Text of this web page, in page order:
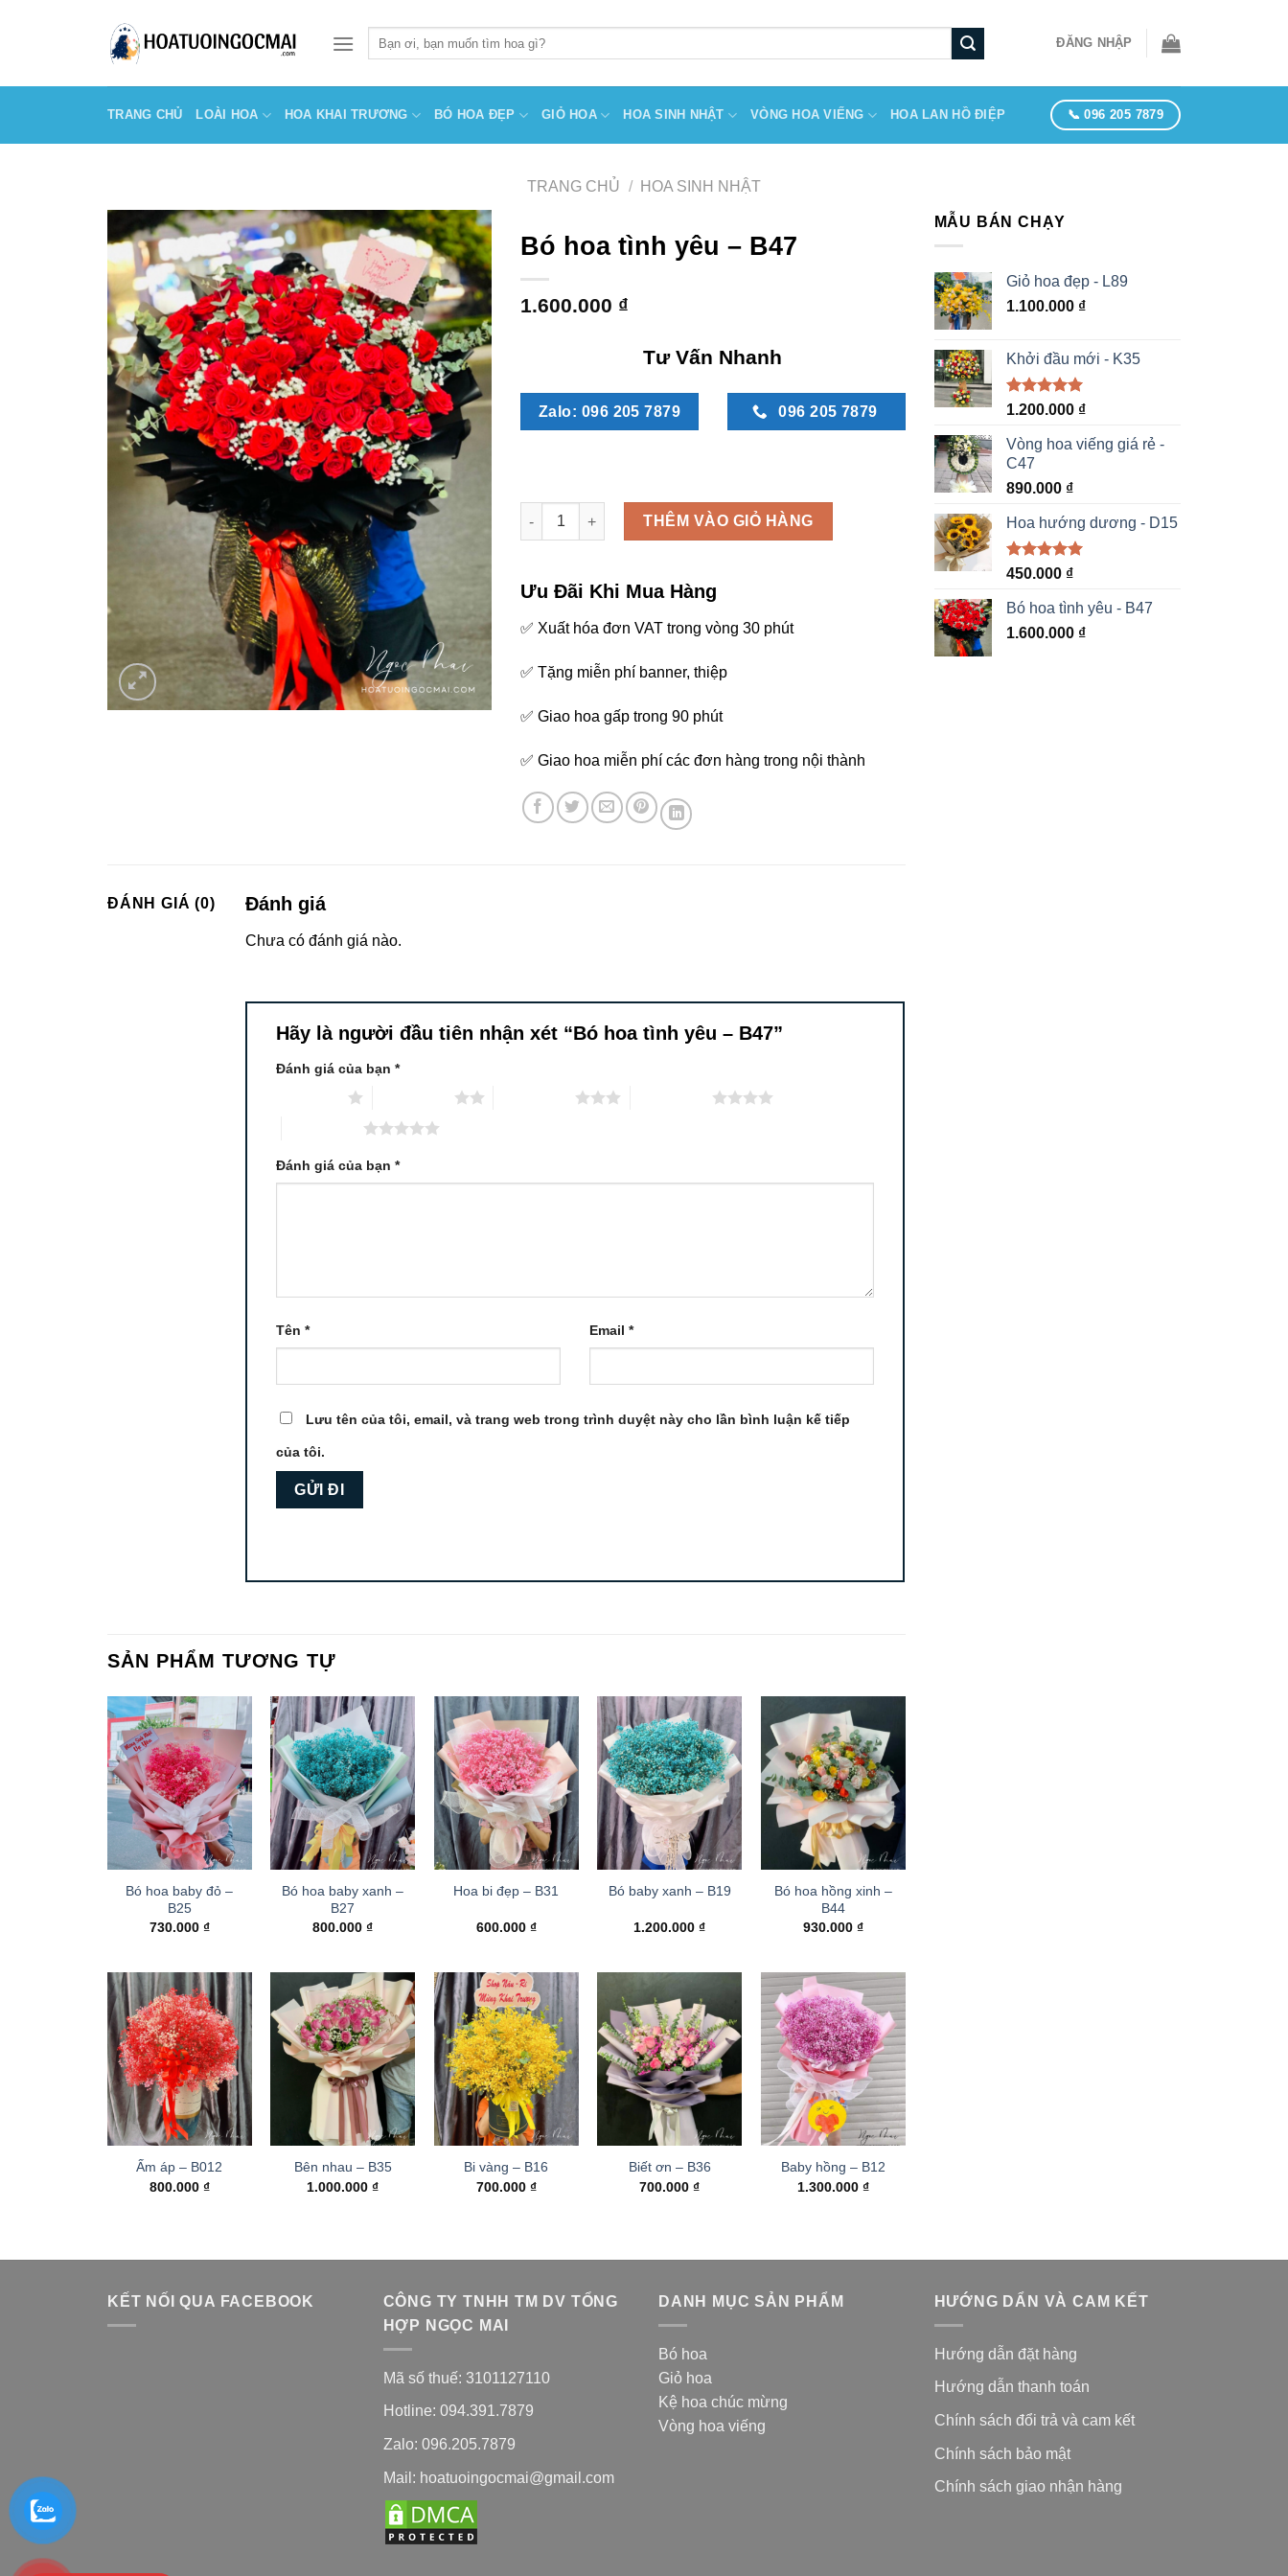
kiếm:
ĐĂNG NHẬP
TRANG CHỦ LOÀI HOA HOA KHAI TRƯƠNG BÓ HOA ĐẸP GIỎ HOA HOA SINH NHẬT VÒNG HOA VIẾNG HOA LAN HỒ ĐIỆP 📞 096 205 7879
TRANG CHỦ / HOA SINH NHẬT
Bó hoa tình yêu – B47
1.600.000 ₫
Tư Vấn Nhanh
Zalo: 096 205 7879 096 205 7879
Bó hoa tình yêu - B47 số lượng
THÊM VÀO GIỎ HÀNG
Ưu Đãi Khi Mua Hàng
✅ Xuất hóa đơn VAT trong vòng 30 phút
✅ Tặng miễn phí banner, thiệp
✅ Giao hoa gấp trong 90 phút
✅ Giao hoa miễn phí các đơn hàng trong nội thành
ĐÁNH GIÁ (0) Đánh giá
Chưa có đánh giá nào.
Hãy là người đầu tiên nhận xét “Bó hoa tình yêu – B47”
Đánh giá của bạn *
Đánh giá của bạn *
Tên * Email*
Lưu tên của tôi, email, và trang web trong trình duyệt này cho lần bình luận kế tiếp
của tôi.
SẢN PHẨM TƯƠNG TỰ
Bó hoa baby đỏ –
B25
730.000 ₫
Bó hoa baby xanh –
B27
800.000₫
Hoa bi đẹp – B31
600.000 ₫
Bó baby xanh – B19
1.200.000₫
Bó hoa hồng xinh –
B44
930.000 ₫
Ấm áp – B012
800.000 ₫
Bên nhau – B35
1.000.000₫
Bi vàng – B16
700.000 ₫
Biết ơn – B36
700.000₫
Baby hồng – B12
1.300.000 ₫
MẪU BÁN CHẠY
Giỏ hoa đẹp - L89
1.100.000 ₫
Khởi đầu mới - K35
Được xếp
5 sao
1.200.000 ₫
Vòng hoa viếng giá rẻ -
C47
890.000 ₫
Hoa hướng dương - D15
Được xếp
5 sao
450.000 ₫
Bó hoa tình yêu - B47
1.600.000 ₫
KẾT NỐI QUA FACEBOOK
CÔNG TY TNHH TM DV TỔNG
HỢP NGỌC MAI
Mã số thuế: 3101127110
Hotline: 094.391.7879
Zalo: 096.205.7879
Mail: hoatuoingocmai@gmail.com
DANH MỤC SẢN PHẨM
Bó hoa
Giỏ hoa
Kệ hoa chúc mừng
Vòng hoa viếng
HƯỚNG DẨN VÀ CAM KẾT
Hướng dẫn đặt hàng
Hướng dẫn thanh toán
Chính sách đổi trả và cam kết
Chính sách bảo mật
Chính sách giao nhận hàng